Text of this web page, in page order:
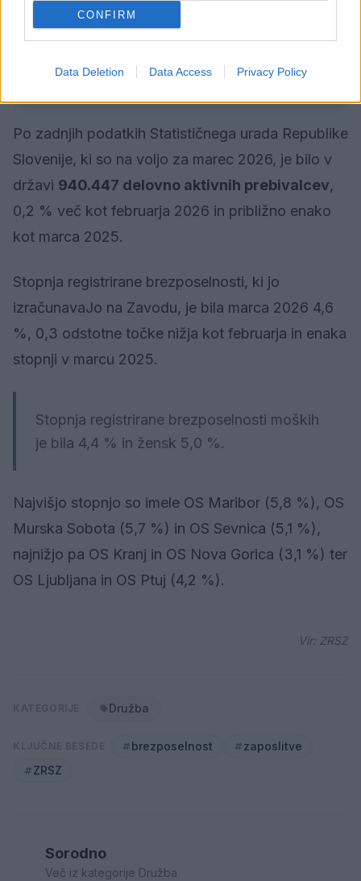
CONFIRM
Data Deletion Data Access Privacy Policy
registrirane brezposelnosti
Po zadnjih podatkih Statističnega urada Republike
Slovenije, ki so na voljo za marec 2026, je bilo v
državi 940.447 delovno aktivnih prebivalcev,
0,2 % več kot februarja 2026 in približno enako
kot marca 2025.
Stopnja registrirane brezposelnosti, ki jo
izračunavaJo na Zavodu, je bila marca 2026 4,6
%, 0,3 odstotne točke nižja kot februarja in enaka
stopnji v marcu 2025.
Stopnja registrirane brezposelnosti moških
je bila 4,4 % in žensk 5,0 %.
Najvišjo stopnjo so imele OS Maribor (5,8 %), OS
Murska Sobota (5,7 %) in OS Sevnica (5,1 %),
najnižjo pa OS Kranj in OS Nova Gorica (3,1 %) ter
OS Ljubljana in OS Ptuj (4,2 %).
Vir: ZRSZ
Družba
brezposelnost
zaposlitve
ZRSZ
Sorodno
Več iz kategorije Družba